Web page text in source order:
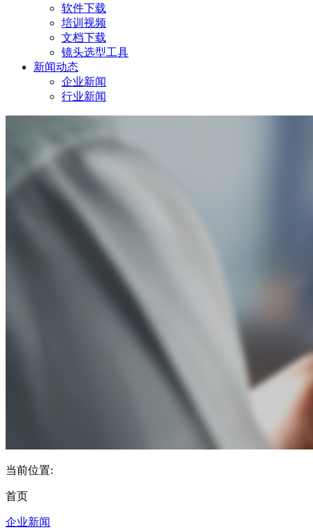
软件下载
培训视频
文档下载
镜头选型工具
新闻动态
企业新闻
行业新闻
当前位置:
首页
企业新闻